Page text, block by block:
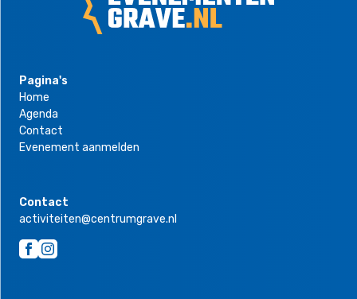
Pagina's
Home
Agenda
Contact
Evenement aanmelden
Contact
activiteiten@centrumgrave.nl